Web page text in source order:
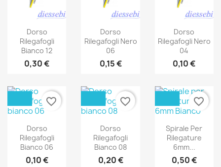
Dorso
Rilegafogli
Bianco 12
0,30 €
Dorso
Rilegafogli Nero
06
0,15 €
Dorso
Rilegafogli Nero
04
0,10 €
Dorso
Rilegafogli
Bianco 06
0,10 €
favorite_border
Dorso
Rilegafogli
Bianco 08
0,20 €
favorite_border
Spirale Per
Rilegature
6mm...
0,50 €
favorite_border